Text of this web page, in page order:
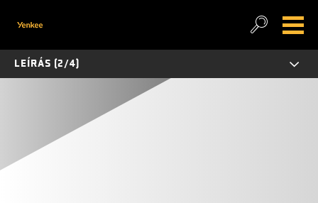
LEÍRÁS (2/4)